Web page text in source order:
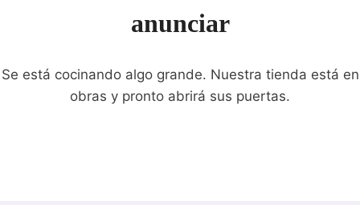
anunciar
Se está cocinando algo grande. Nuestra tienda está en
obras y pronto abrirá sus puertas.